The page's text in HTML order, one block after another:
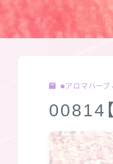
■アロマハーブ
00814